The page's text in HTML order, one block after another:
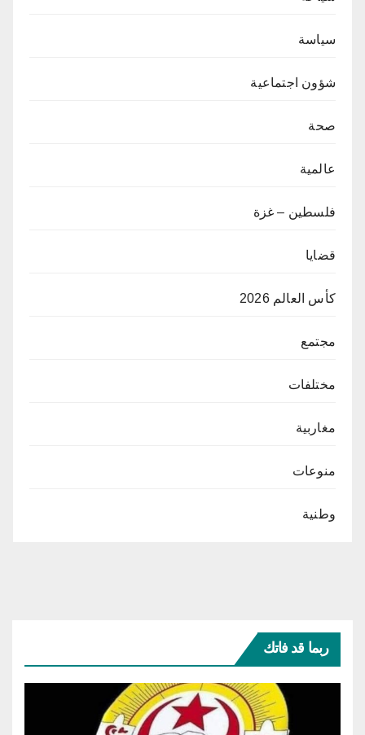
سياسة
شؤون اجتماعية
صحة
عالمية
فلسطين – غزة
قضايا
كأس العالم 2026
مجتمع
مختلفات
مغاربية
منوعات
وطنية
ربما قد فاتك